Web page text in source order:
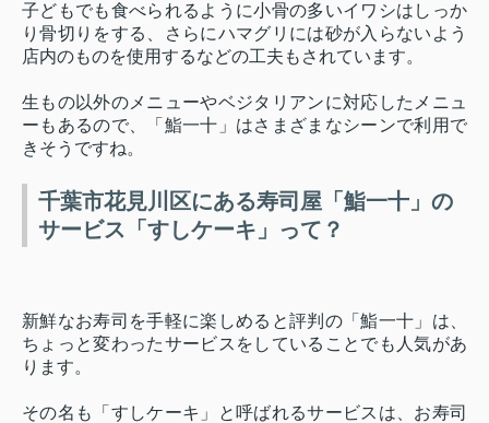
子どもでも食べられるように小骨の多いイワシはしっか
り骨切りをする、さらにハマグリには砂が入らないよう
店内のものを使用するなどの工夫もされています。
生もの以外のメニューやベジタリアンに対応したメニュ
ーもあるので、「鮨一十」はさまざまなシーンで利用で
きそうですね。
千葉市花見川区にある寿司屋「鮨一十」の
サービス「すしケーキ」って？
新鮮なお寿司を手軽に楽しめると評判の「鮨一十」は、
ちょっと変わったサービスをしていることでも人気があ
ります。
その名も「すしケーキ」と呼ばれるサービスは、お寿司